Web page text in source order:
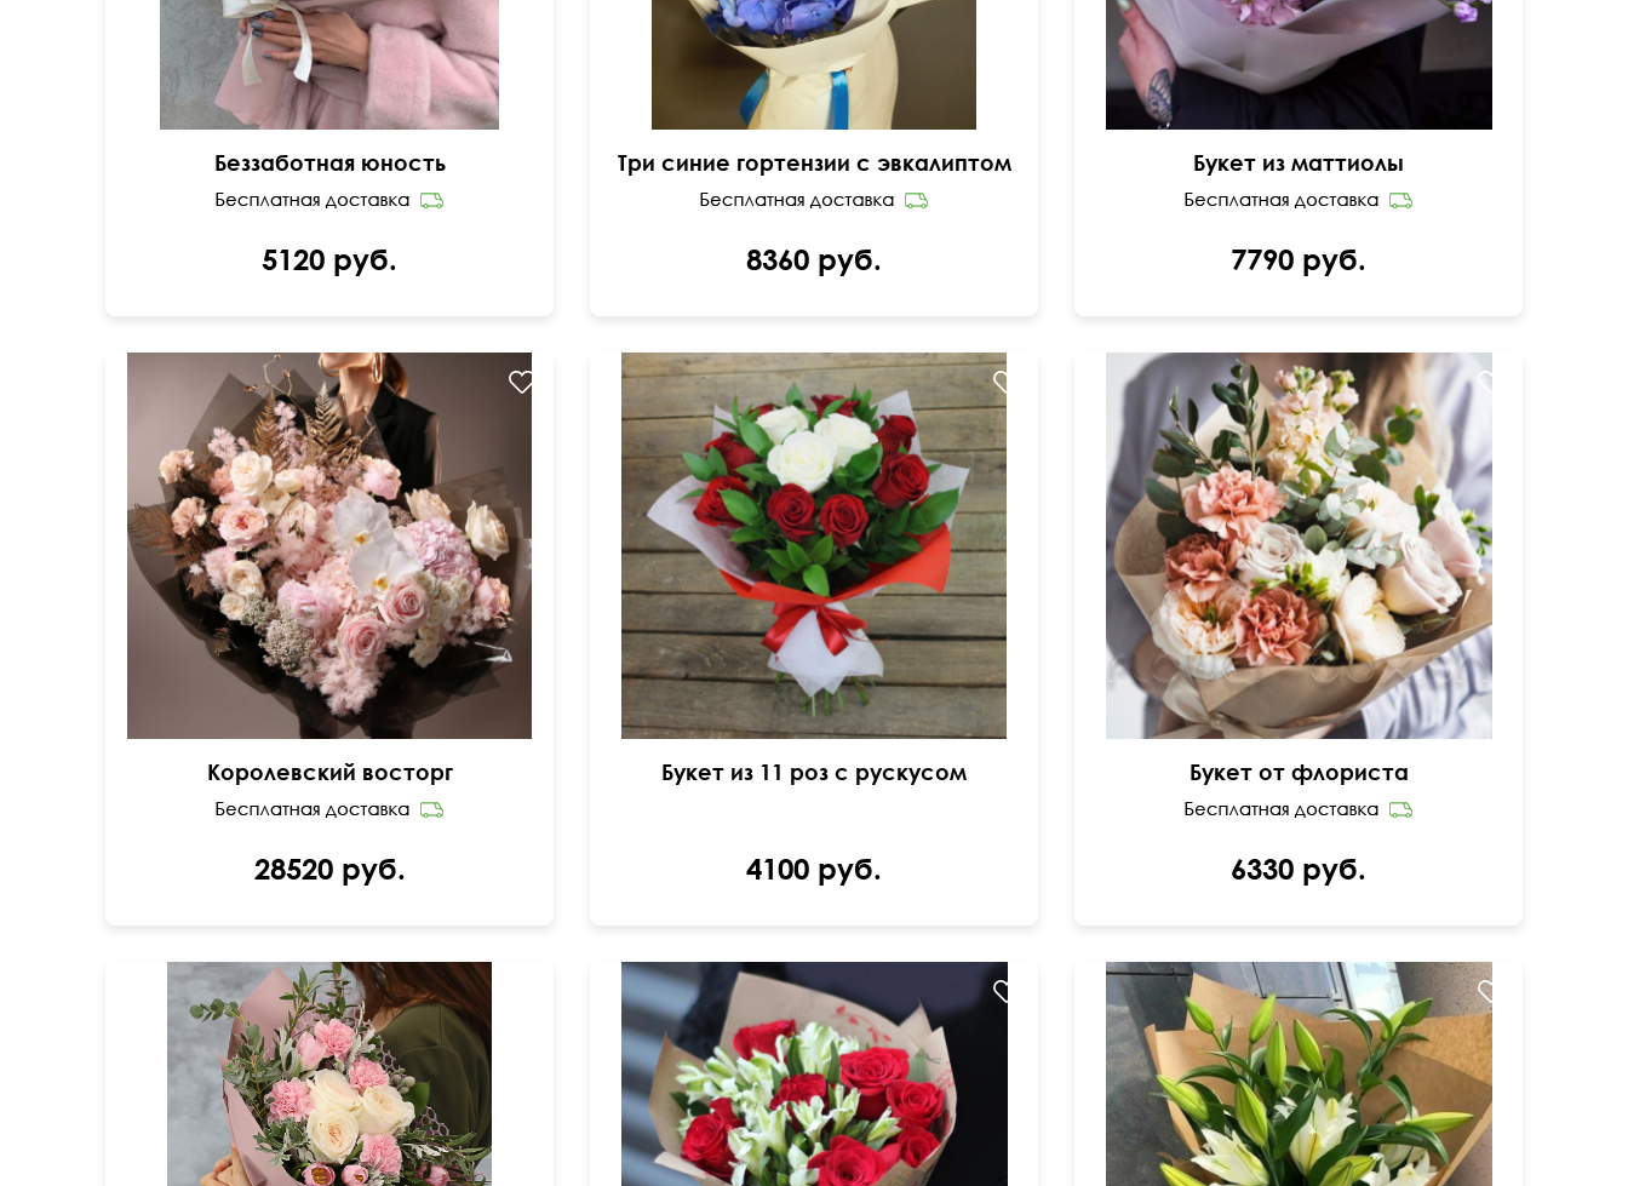
Беззаботная юность
5120 руб.
Три синие гортензии с эвкалиптом
8360 руб.
Букет из маттиолы
7790 руб.
Озотамнус, орхидея ванда, аспарагус, сухоцветы
Королевский восторг
28520 руб.
Двойной фетр
50 см
40 см
Букет из 11 роз с рускусом
4100 руб.
Составим под ваш бюджет
Букет от флориста
6330 руб.
Зелень: бруния, листья питтоспорума в крафтовой бумаге В крафт бумаге